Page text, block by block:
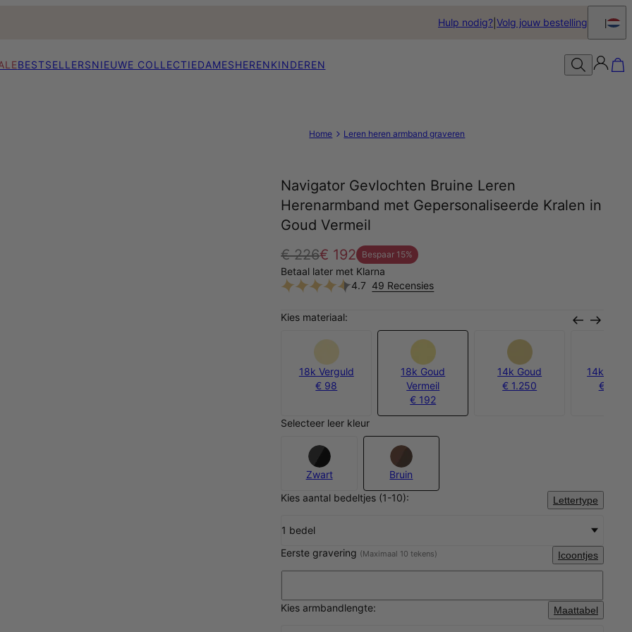
Hulp nodig? Volg jouw bestelling
BESTSELLERSNIEUWE COLLECTIEDAMESHERENKINDEREN
Home Leren heren armband graveren
Navigator Gevlochten Bruine Leren
Herenarmband met Gepersonaliseerde Kralen in
Goud Vermeil
€ 226€ 192 Bespaar 15%
Betaal later met Klarna
4.7 49 Recensies
Kies materiaal:
18k Verguld
€ 98
18k Goud
Vermeil
€ 192
14k Goud
€ 1.250
14k
€
Selecteer leer kleur
Zwart
Bruin
Kies aantal bedeltjes (1-10):
Lettertype
1 bedel
Eerste gravering (Maximaal 10 tekens) Icoontjes
Kies armbandlengte: Maattabel